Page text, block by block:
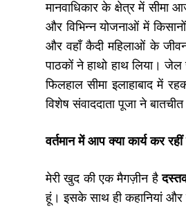
मानवाधिकार के क्षेत्र में सीमा
और विभिन्न योजनाओं में
और वहाँ कैदी महिलाओं के
पाठकों ने हाथो हाथ लिया।
फिलहाल सीमा इलाहाबाद में
विशेष संवाददाता पूजा ने
वर्तमान में आप क्या कार्य कर रहीं
मेरी खुद की एक मैगज़ीन है
हूं। इसके साथ ही कहानियां और